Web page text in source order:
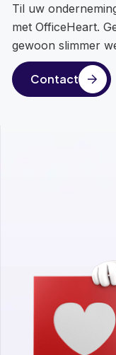
Til uw
met OfficeHeart.
gewoon slimmer
Contact